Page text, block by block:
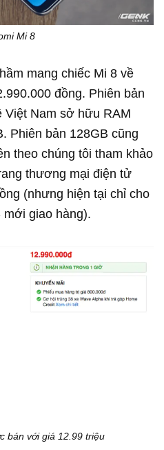
Mi 8
mang chiếc Mi 8 về
đồng. Phiên bản
Việt Nam sở hữu RAM
Phiên bản 128GB cũng
theo chúng tôi tham khảo
thương mại điện tử
(nhưng hiện tại chỉ cho
mới giao hàng).
bán với giá 12.99 triệu